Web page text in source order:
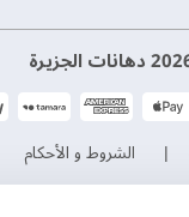
الشروط و الأحكام